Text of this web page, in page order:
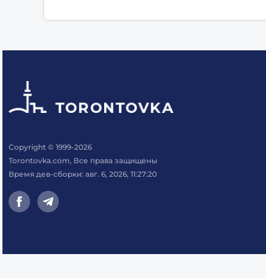
Copyright © 1999-2026
Torontovka.com, Все права защищены
Время дев-сборки: авг. 6, 2026, 11:27:20